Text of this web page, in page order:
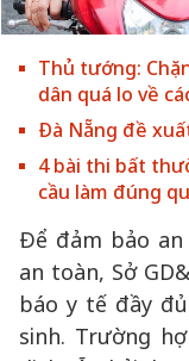
Thủ tướng:
dân quá lo về
Đà Nẵng đề
4 bài thi bất
cầu làm đúng
Để đảm bảo
an toàn, Sở
báo y tế đầy
sinh. Trường